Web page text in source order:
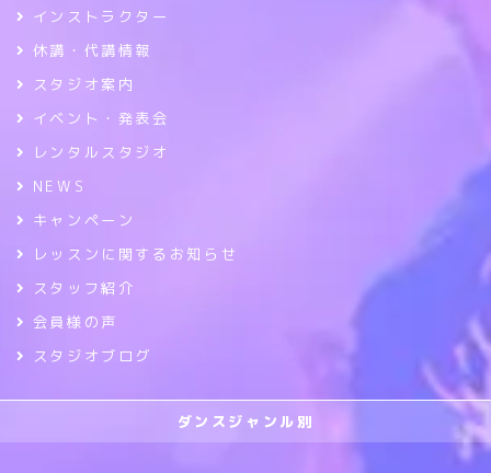
インストラクター
休講・代講情報
スタジオ案内
イベント・発表会
レンタルスタジオ
NEWS
キャンペーン
レッスンに関するお知らせ
スタッフ紹介
会員様の声
スタジオブログ
ダンスジャンル別